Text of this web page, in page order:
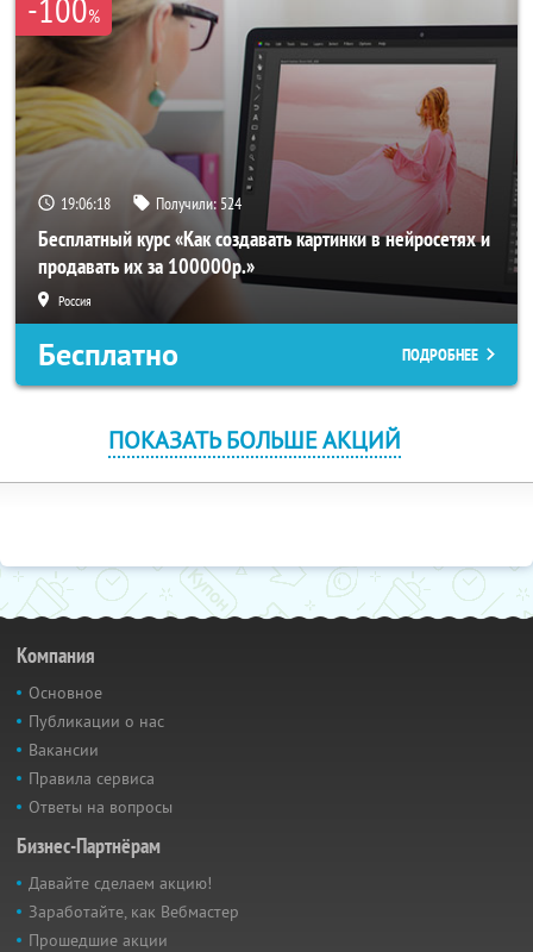
%
19:06:18 Получили: 524
Бесплатный курс «Как создавать картинки в нейросетях и
продавать их за 100000р.»
Россия
Бесплатно ПОДРОБНЕЕ
ПОКАЗАТЬ БОЛЬШЕ АКЦИЙ
Компания
Основное
Публикации о нас
Вакансии
Правила сервиса
Ответы на вопросы
Бизнес-Партнёрам
Давайте сделаем акцию!
Заработайте, как Вебмастер
Прошедшие акции